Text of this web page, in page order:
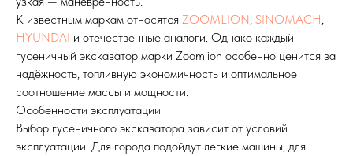
К известным маркам относятся ZOOMLION, SINOMACH,
HYUNDAI и отечественные аналоги. Однако каждый
гусеничный экскаватор марки Zoomlion особенно ценится за
надёжность, топливную экономичность и оптимальное
соотношение массы и мощности.
Особенности эксплуатации
Выбор гусеничного экскаватора зависит от условий
эксплуатации. Для города подойдут легкие машины, для